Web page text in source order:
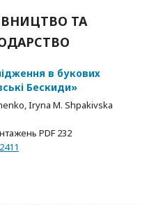
ТА
в букових
Бескиди»
Iryna M. Shpakivska
PDF 232